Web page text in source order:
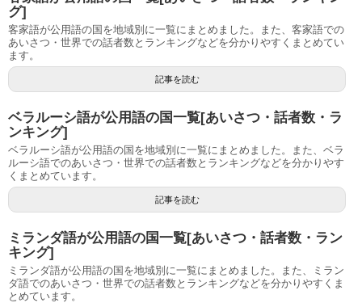
グ]
客家語が公用語の国を地域別に一覧にまとめました。また、客家語での
あいさつ・世界での話者数とランキングなどを分かりやすくまとめてい
ます。
記事を読む
ベラルーシ語が公用語の国一覧[あいさつ・話者数・ラ
ンキング]
ベラルーシ語が公用語の国を地域別に一覧にまとめました。また、ベラ
ルーシ語でのあいさつ・世界での話者数とランキングなどを分かりやす
くまとめています。
記事を読む
ミランダ語が公用語の国一覧[あいさつ・話者数・ラン
キング]
ミランダ語が公用語の国を地域別に一覧にまとめました。また、ミラン
ダ語でのあいさつ・世界での話者数とランキングなどを分かりやすくま
とめています。